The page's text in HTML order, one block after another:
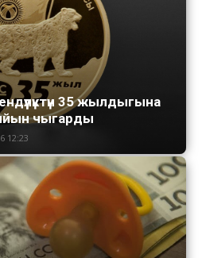
35 жылдыгына
чыгарды
12:23